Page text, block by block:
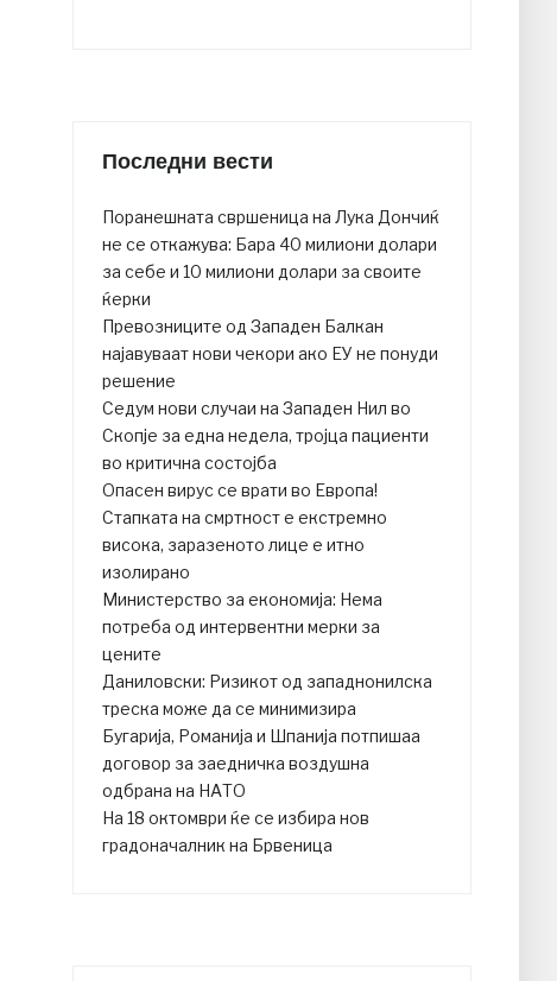
Последни вести
Поранешната свршеница на Лука Дончиќ
не се откажува: Бара 40 милиони долари
за себе и 10 милиони долари за своите
ќерки
Превозниците од Западен Балкан
најавуваат нови чекори ако ЕУ не понуди
решение
Седум нови случаи на Западен Нил во
Скопје за една недела, тројца пациенти
во критична состојба
Опасен вирус се врати во Европа!
Стапката на смртност е екстремно
висока, заразеното лице е итно
изолирано
Министерство за економија: Нема
потреба од интервентни мерки за
цените
Даниловски: Ризикот од западнонилска
треска може да се минимизира
Бугарија, Романија и Шпанија потпишаа
договор за заедничка воздушна
одбрана на НАТО
На 18 октомври ќе се избира нов
градоначалник на Брвеница